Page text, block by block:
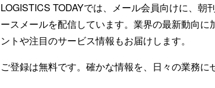
LOGISTICS TODAYでは、メール会員向けに、朝
ースメールを配信しています。業界の最新動向
ントや注目のサービス情報もお届けします。
ご登録は無料です。確かな情報を、日々の業務に